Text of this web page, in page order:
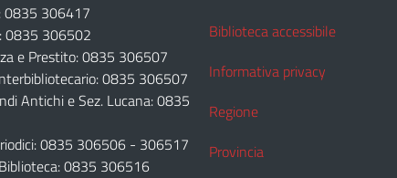
0835 306417
0835 306502
e Prestito: 0835 306507
0835 306507
Antichi e Sez. Lucana: 0835
0835 306506 - 306517
0835 306516
Biblioteca accessibile
Informativa privacy
Regione
Provincia